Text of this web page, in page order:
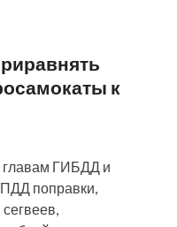
к
главам ГИБДД и
поправки,